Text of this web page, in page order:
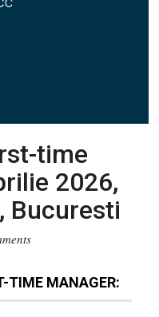
time
2026,
Bucuresti
TIME MANAGER: